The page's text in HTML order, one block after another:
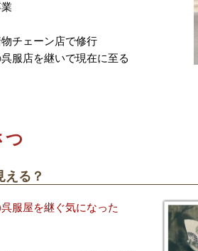
チェーン店で修行
服店を継いで現在に至る
つ
える？
服屋を継ぐ気になった